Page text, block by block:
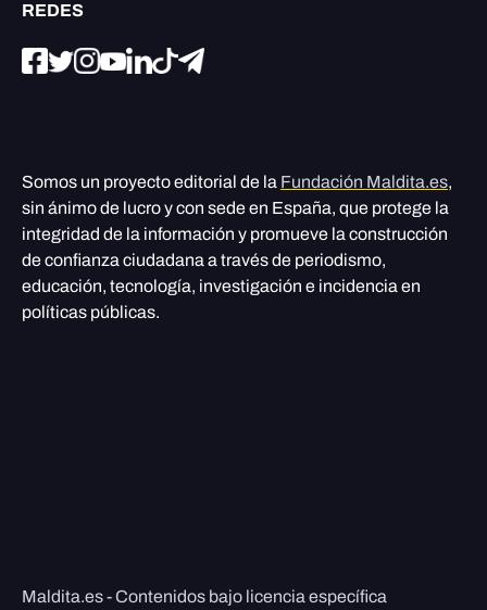
REDES
Somos un proyecto editorial de la Fundación Maldita.es,
sin ánimo de lucro y con sede en España, que protege la
integridad de la información y promueve la construcción
de confianza ciudadana a través de periodismo,
educación, tecnología, investigación e incidencia en
políticas públicas.
Maldita.es - Contenidos bajo licencia específica